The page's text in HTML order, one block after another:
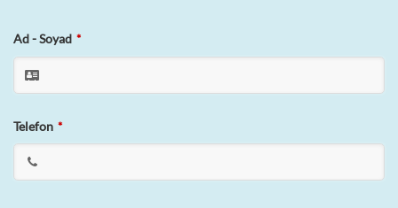
Ad - Soyad *
Your
Website *
Telefon *